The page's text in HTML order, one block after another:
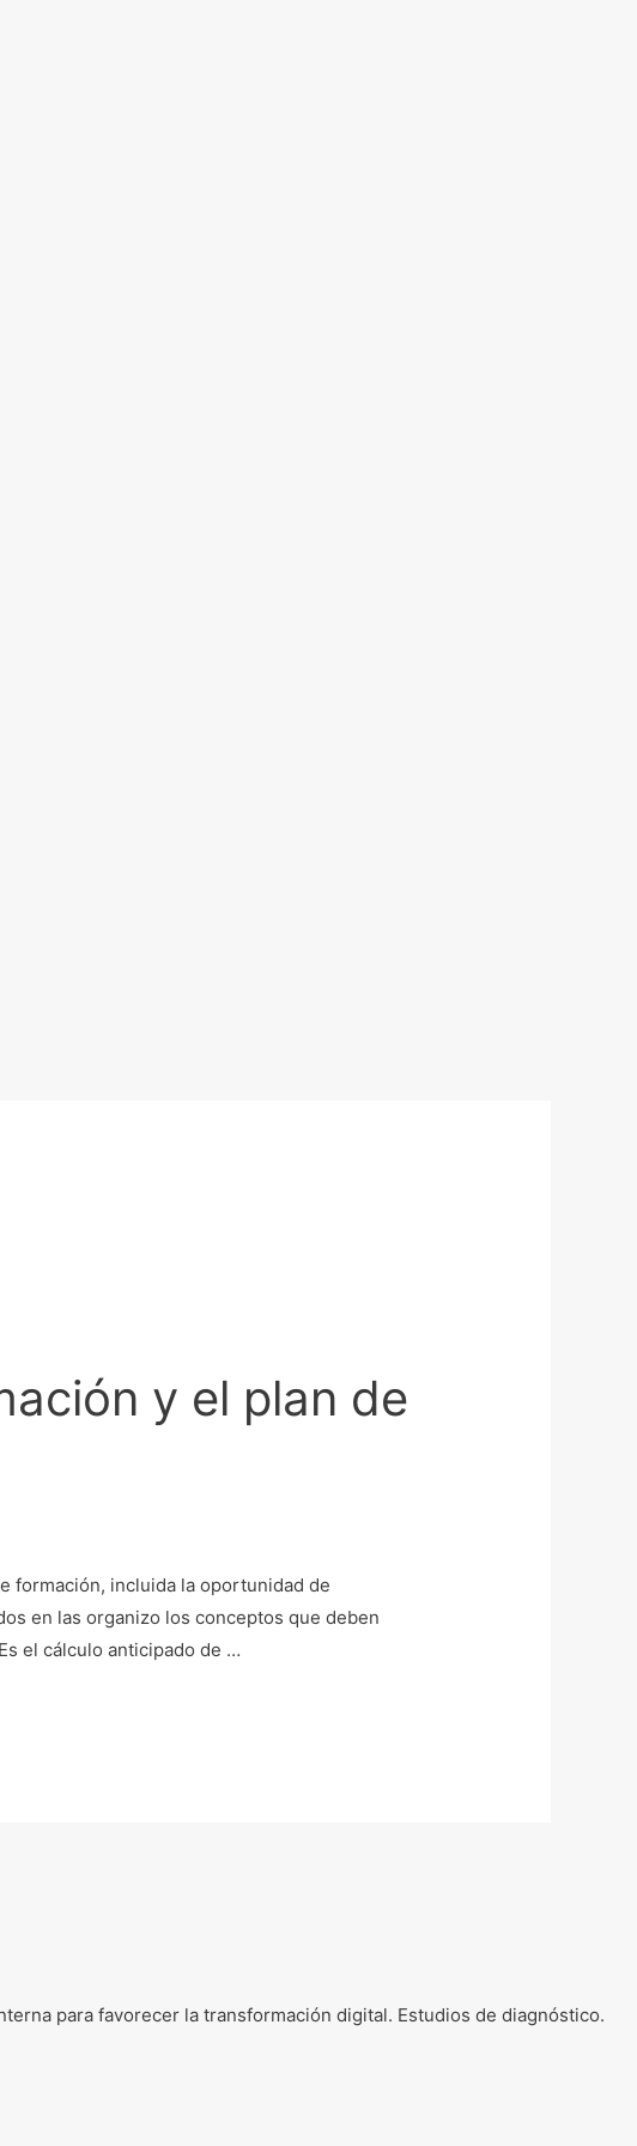
y el plan de
formación, incluida la oportunidad de
en las organizo los conceptos que deben
el cálculo anticipado de …
para favorecer la transformación digital. Estudios de diagnóstico.